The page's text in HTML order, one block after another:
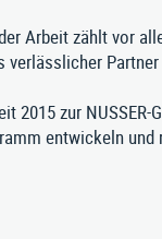
Arbeit zählt vor
verlässlicher
2015 zur
entwickeln